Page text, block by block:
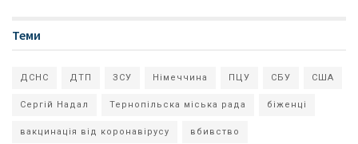
Теми
ДСНС ДТП ЗСУ Німеччина ПЦУ СБУ США
Сергій Надал Тернопільска міська рада біженці
вакцинація від коронавірусу вбивство